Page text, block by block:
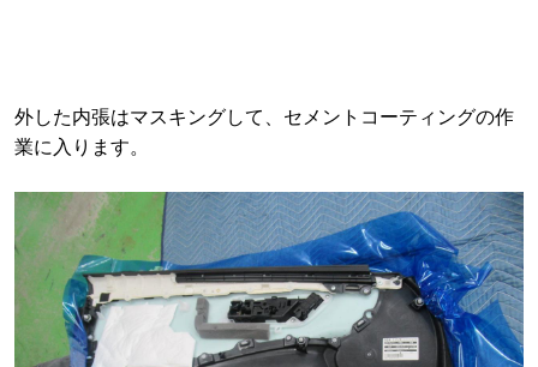
外した内張はマスキングして、セメントコーティングの作
業に入ります。